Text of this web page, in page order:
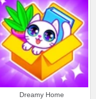
Dreamy Home